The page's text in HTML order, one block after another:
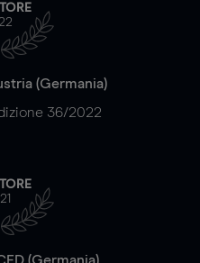
(Germania)
36/2022
(Germania)